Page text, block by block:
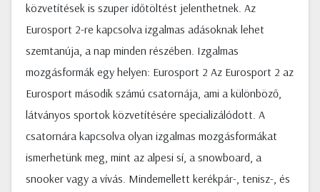
közvetítések is szuper időtöltést jelenthetnek. Az
Eurosport 2-re kapcsolva izgalmas adásoknak lehet
szemtanúja, a nap minden részében. Izgalmas
mozgásformák egy helyen: Eurosport 2 Az Eurosport 2 az
Eurosport második számú csatornája, ami a különböző,
látványos sportok közvetítésére specializálódott. A
csatornára kapcsolva olyan izgalmas mozgásformákat
ismerhetünk meg, mint az alpesi sí, a snowboard, a
snooker vagy a vívás. Mindemellett kerékpár-, tenisz-, és